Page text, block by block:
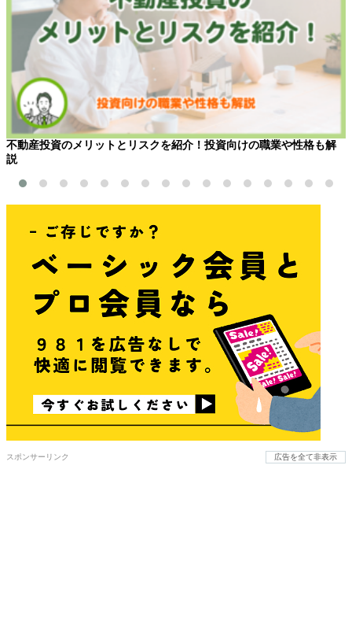
不動産投資のメリットとリスクを紹介！投資向けの職業や性格も解
説
スポンサーリンク 広告を全て非表示